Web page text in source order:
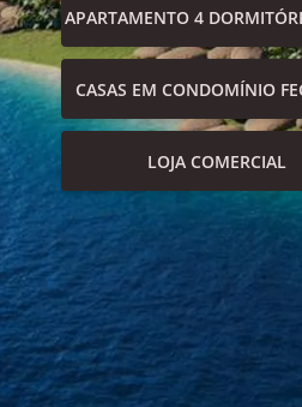
APARTAMENTO 4
CASAS EM CONDOMÍNIO
LOJA COMERCIAL